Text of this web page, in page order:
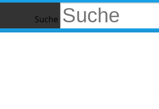
Suche